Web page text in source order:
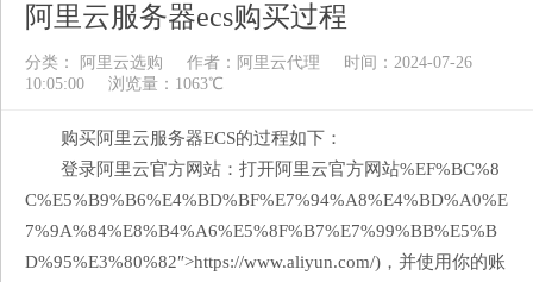
阿里云服务器ecs购买过程
分类： 阿里云选购 作者： 阿里云代理
时间：2024-07-26
10:05:00
浏览量：1063℃
购买阿里云服务器ECS的过程如下：
登录阿里云官方网站：打开阿里云官方网站%EF%BC%8
C%E5%B9%B6%E4%BD%BF%E7%94%A8%E4%BD%A0%E
7%9A%84%E8%B4%A6%E5%8F%B7%E7%99%BB%E5%B
D%95%E3%80%82″>https://www.aliyun.com/)，并使用你的账